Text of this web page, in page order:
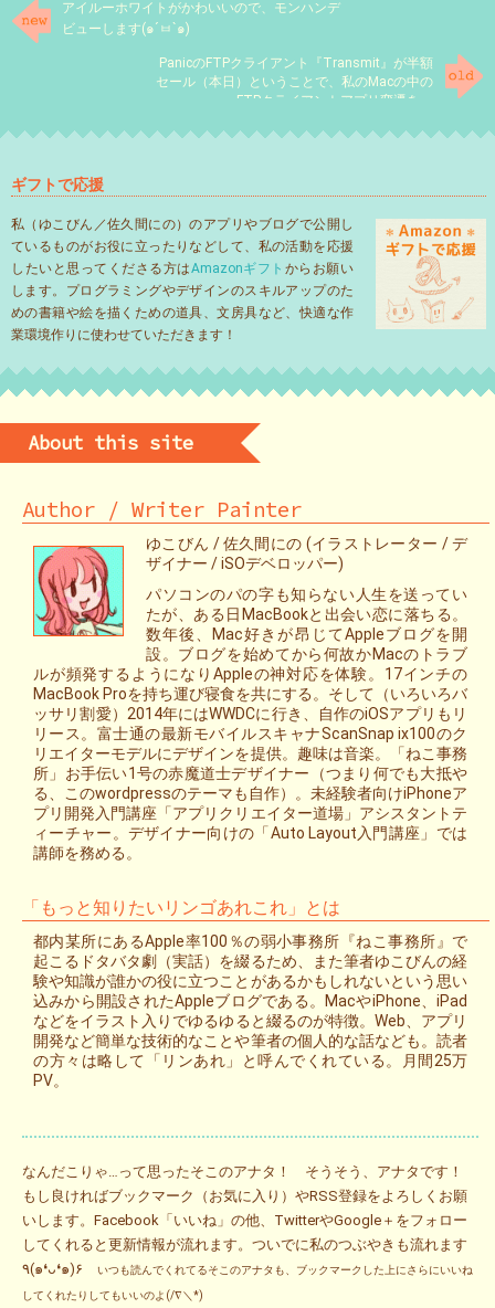
アイルーホワイトがかわいいので、モンハンデ
ビューします(๑´ㅂ`๑)
PanicのFTPクライアント『Transmit』が半額
セール（本日）ということで、私のMacの中の
FTPクライアントアプリ変遷を。
ギフトで応援
私（ゆこびん／佐久間にの）のアプリやブログで公開し
ているものがお役に立ったりなどして、私の活動を応援
したいと思ってくださる方はAmazonギフト からお願い
します。プログラミングやデザインのスキルアップのた
めの書籍や絵を描くための道具、文房具など、快適な作
業環境作りに使わせていただきます！
About this site
Author / Writer Painter
ゆこびん / 佐久間にの (イラストレーター / デ
ザイナー / iSOデベロッパー)
パソコンのパの字も知らない人生を送ってい
たが、ある日MacBookと出会い恋に落ちる。
数年後、Mac好きが昂じてAppleブログを開
設。ブログを始めてから何故かMacのトラブ
ルが頻発するようになりAppleの神対応を体験。17インチの
MacBook Proを持ち運び寝食を共にする。そして（いろいろバ
ッサリ割愛）2014年にはWWDCに行き、自作のiOSアプリもリ
リース。富士通の最新モバイルスキャナScanSnap ix100のク
リエイターモデルにデザインを提供。趣味は音楽。「ねこ事務
所」お手伝い1号の赤魔道士デザイナー（つまり何でも大抵や
る、このwordpressのテーマも自作）。未経験者向けiPhoneア
プリ開発入門講座「アプリクリエイター道場」アシスタントテ
ィーチャー。デザイナー向けの「Auto Layout入門講座」では
講師を務める。
「もっと知りたいリンゴあれこれ」とは
都内某所にあるApple率100％の弱小事務所『ねこ事務所』で
起こるドタバタ劇（実話）を綴るため、また筆者ゆこびんの経
験や知識が誰かの役に立つことがあるかもしれないという思い
込みから開設されたAppleブログである。MacやiPhone、iPad
などをイラスト入りでゆるゆると綴るのが特徴。Web、アプリ
開発など簡単な技術的なことや筆者の個人的な話なども。読者
の方々は略して「リンあれ」と呼んでくれている。月間25万
PV。
なんだこりゃ…って思ったそこのアナタ！ そうそう、アナタです！
もし良ければブックマーク（お気に入り）やRSS登録をよろしくお願
いします。Facebook「いいね」の他、TwitterやGoogle＋をフォロー
してくれると更新情報が流れます。ついでに私のつぶやきも流れます
٩(๑❛ᴗ❛๑)۶
いつも読んでくれてるそこのアナタも、ブックマークした上にさらにいいね
してくれたりしてもいいのよ(/∇＼*)